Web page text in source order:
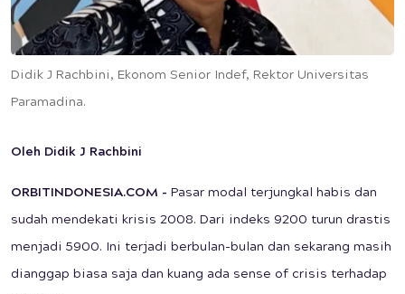
Didik J Rachbini, Ekonom Senior Indef, Rektor Universitas
Paramadina.
Oleh Didik J Rachbini
ORBITINDONESIA.COM - Pasar modal terjungkal habis dan
sudah mendekati krisis 2008. Dari indeks 9200 turun drastis
menjadi 5900. Ini terjadi berbulan-bulan dan sekarang masih
dianggap biasa saja dan kuang ada sense of crisis terhadap